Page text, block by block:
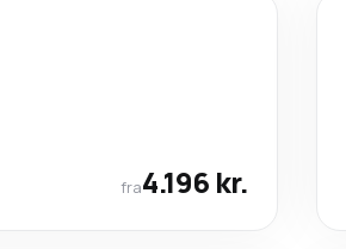
fra4.196 kr.